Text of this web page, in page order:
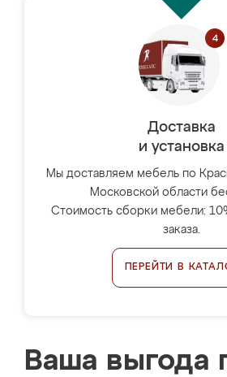
Доставка
и установка
Мы доставляем мебель по
Московской области
Стоимость сборки мебели:
заказа.
ПЕРЕЙТИ В
Ваша выгода